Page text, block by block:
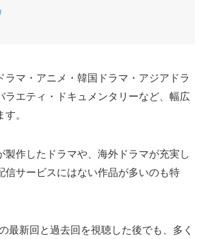
ラマ・アニメ・韓国ドラマ・アジアドラ
ラエティ・ドキュメンタリーなど、幅広
。
製作したドラマや、海外ドラマが充実し
信サービスにはない作品が多いのも特
最新回と過去回を視聴した後でも、多く